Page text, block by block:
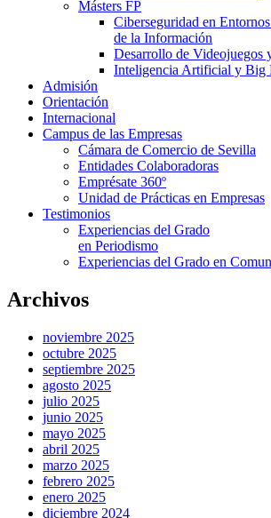
Másters FP
Ciberseguridad en
de la Información
Desarrollo de Videojuegos
Inteligencia Artificial y Big
Admisión
Orientación
Internacional
Campus de las Empresas
Cámara de Comercio de Sevilla
Entidades Colaboradoras
Emprésate 360º
Unidad de Prácticas en Empresas
Testimonios
Experiencias del Grado
en Periodismo
Experiencias del Grado en
Archivos
noviembre 2025
octubre 2025
septiembre 2025
agosto 2025
julio 2025
junio 2025
mayo 2025
abril 2025
marzo 2025
febrero 2025
enero 2025
diciembre 2024